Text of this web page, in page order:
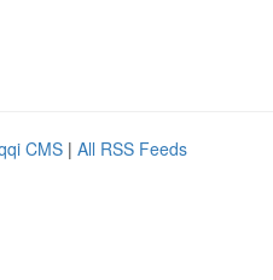
CMS | All RSS Feeds